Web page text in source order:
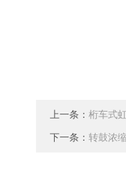
上一条： 桁车式
下一条： 转鼓浓